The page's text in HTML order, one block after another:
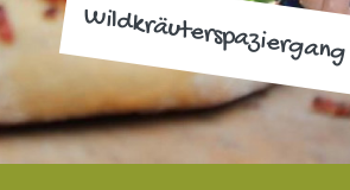
Wildkräuterspaziergang